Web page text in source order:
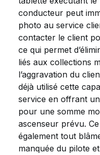
conducteur peut
photo au service
contacter le client
ce qui permet
liés aux collections
l’aggravation du
déjà utilisé cette
service en offrant
pour une somme
ascenseur prévu.
également tout
manquée du pilote